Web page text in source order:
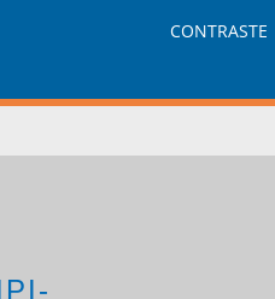
CONTRASTE